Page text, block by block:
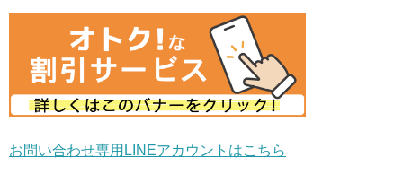
お問い合わせ専用LINEアカウントはこちら